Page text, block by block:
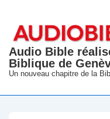
passer
contenu
principal
Audio Bible
Biblique de
Un nouveau chapitre de la